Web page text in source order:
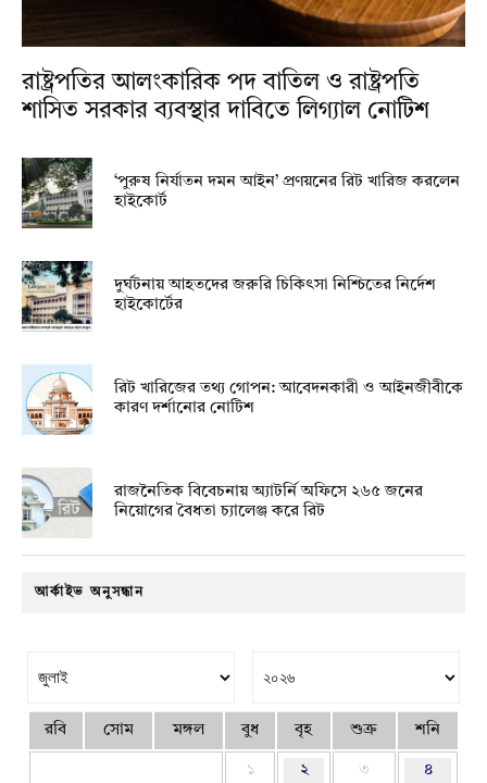
রাষ্ট্রপতির আলংকারিক পদ বাতিল ও রাষ্ট্রপতি
শাসিত সরকার ব্যবস্থার দাবিতে লিগ্যাল নোটিশ
‘পুরুষ নির্যাতন দমন আইন’ প্রণয়নের রিট খারিজ করলেন
হাইকোর্ট
দুর্ঘটনায় আহতদের জরুরি চিকিৎসা নিশ্চিতের নির্দেশ
হাইকোর্টের
রিট খারিজের তথ্য গোপন: আবেদনকারী ও আইনজীবীকে
কারণ দর্শানোর নোটিশ
রাজনৈতিক বিবেচনায় অ‍্যাটর্নি অফিসে ২৬৫ জনের
নিয়োগের বৈধতা চ্যালেঞ্জ করে রিট
আর্কাইভ অনুসন্ধান
রবি সোম মঙ্গল বুধ বৃহ শুক্র শনি
১ ২ ৩ ৪